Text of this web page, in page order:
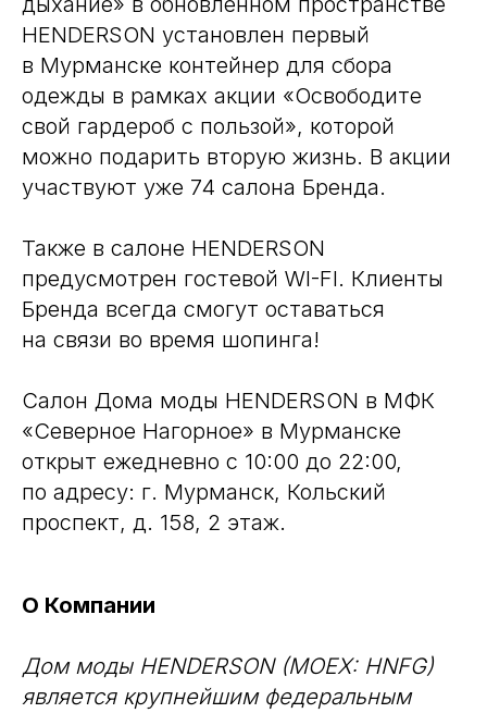
HENDERSON установлен первый
в Мурманске контейнер для сбора
одежды в рамках акции «Освободите
свой гардероб с пользой», которой
можно подарить вторую жизнь. В акции
участвуют уже 74 салона Бренда.
Также в салоне HENDERSON
предусмотрен гостевой WI-FI. Клиенты
Бренда всегда смогут оставаться
на связи во время шопинга!
Салон Дома моды HENDERSON в МФК
«Северное Нагорное» в Мурманске
открыт ежедневно с 10:00 до 22:00,
по адресу: г. Мурманск, Кольский
проспект, д. 158, 2 этаж.
О Компании
Дом моды HENDERSON (MOEX: HNFG)
является крупнейшим федеральным